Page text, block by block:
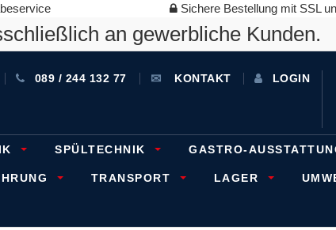
Sichere Bestellung mit SSL
an gewerbliche Kunden.
089 / 244 132 77 KONTAKT LOGIN
SPÜLTECHNIK GASTRO-
TRANSPORT LAGER